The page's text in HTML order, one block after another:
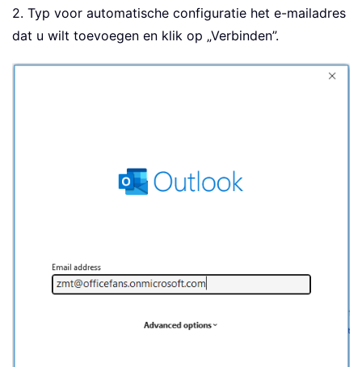
2. Typ voor automatische configuratie het e-mailadres
dat u wilt toevoegen en klik op „Verbinden”.